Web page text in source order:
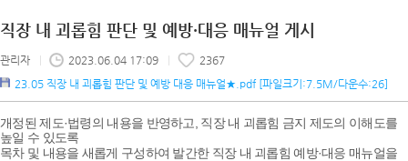
직장 내 괴롭힘 판단 및 예방·대응 매뉴얼 게시
관리자 2023.06.04 17:09
2367
23.05 직장 내 괴롭힘 판단 및 예방 대응 매뉴얼★.pdf [파일크기:7.5M/다운수:26]
개정된 제도·법령의 내용을 반영하고, 직장 내 괴롭힘 금지 제도의 이해도를
높일 수 있도록
목차 및 내용을 새롭게 구성하여 발간한 직장 내 괴롭힘 예방·대응 매뉴얼을